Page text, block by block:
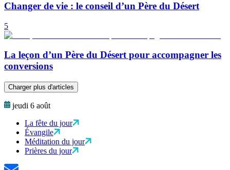
Changer de vie : le conseil d’un Père du Désert
5
La leçon d’un Père du Désert pour accompagner les
conversions
Charger plus d'articles
jeudi 6 août
La fête du jour
Évangile
Méditation du jour
Prières du jour